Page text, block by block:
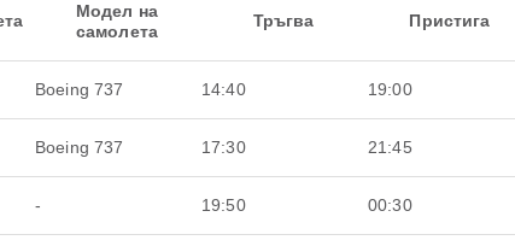
Модел на
самолета
Тръгва Пристига
Boeing 737 14:40 19:00
Boeing 737 17:30 21:45
- 19:50 00:30